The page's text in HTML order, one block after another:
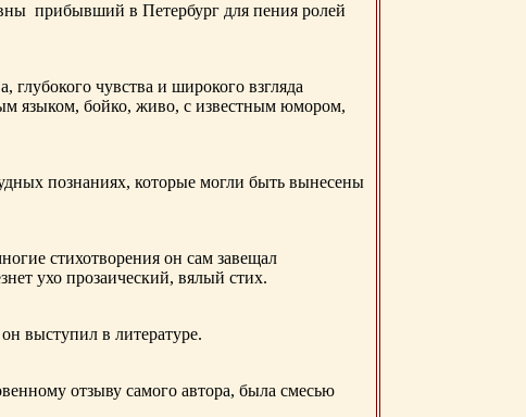
прибывший в Петербург для пения ролей
глубокого чувства и широкого взгляда
языком, бойко, живо, с известным юмором,
познаниях, которые могли быть вынесены
стихотворения он сам завещал
ухо прозаический, вялый стих.
выступил в литературе.
отзыву самого автора, была смесью